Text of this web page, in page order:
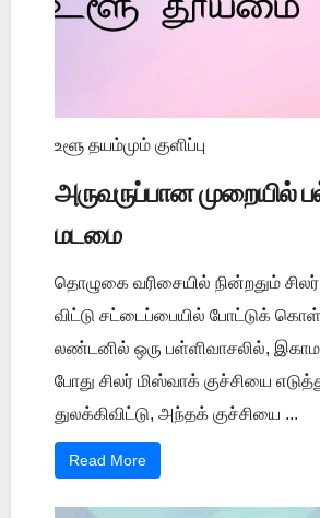
உளூ தயம்மும் குளிப்பு
அருவருப்பான முறையில்
மடமை
தொழுகை வரிசையில் நின்றதும் சிலர்
விட்டு சட்டைப்பையில் போட்டுக்
லண்டனில் ஒரு பள்ளிவாசலில்,
போது சிலர் மிஸ்வாக் குச்சியை
துலக்கிவிட்டு, அந்தக் குச்சியை ...
Read More